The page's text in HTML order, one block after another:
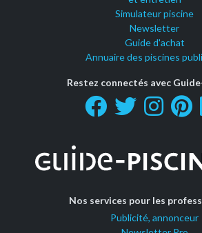
Simulateur piscine
Newsletter
Guide d'achat
Annuaire des piscines
Restez connectés avec
Nos services pour les
Publicité, annonceur